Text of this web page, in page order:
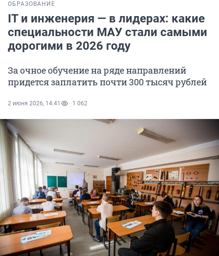
ОБРАЗОВАНИЕ
IT и инженерия — в лидерах: какие
специальности МАУ стали самыми
дорогими в 2026 году
За очное обучение на ряде направлений
придется заплатить почти 300 тысяч рублей
2 июня 2026, 14:41 1 062